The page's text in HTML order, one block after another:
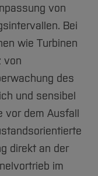
von
Bei
wie Turbinen
von
des
und sensibel
vor dem Ausfall
direkt an der
im